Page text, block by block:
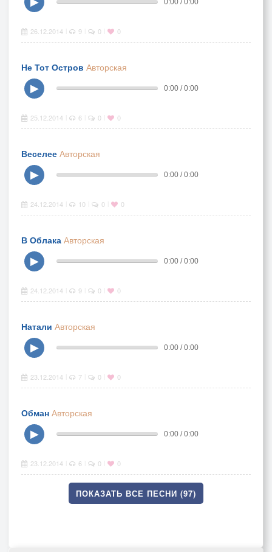
26.12.2014 9 0 0
Не Тот Остров Авторская
▶
0:00 / 0:00
25.12.2014 6 0 0
Веселее Авторская
▶
0:00 / 0:00
24.12.2014 10 0 0
В Облака Авторская
▶
0:00 / 0:00
24.12.2014 9 0 0
Натали Авторская
▶
0:00 / 0:00
23.12.2014 7 0 0
Обман Авторская
▶
0:00 / 0:00
23.12.2014 6 0 0
ПОКАЗАТЬ ВСЕ ПЕСНИ (97)